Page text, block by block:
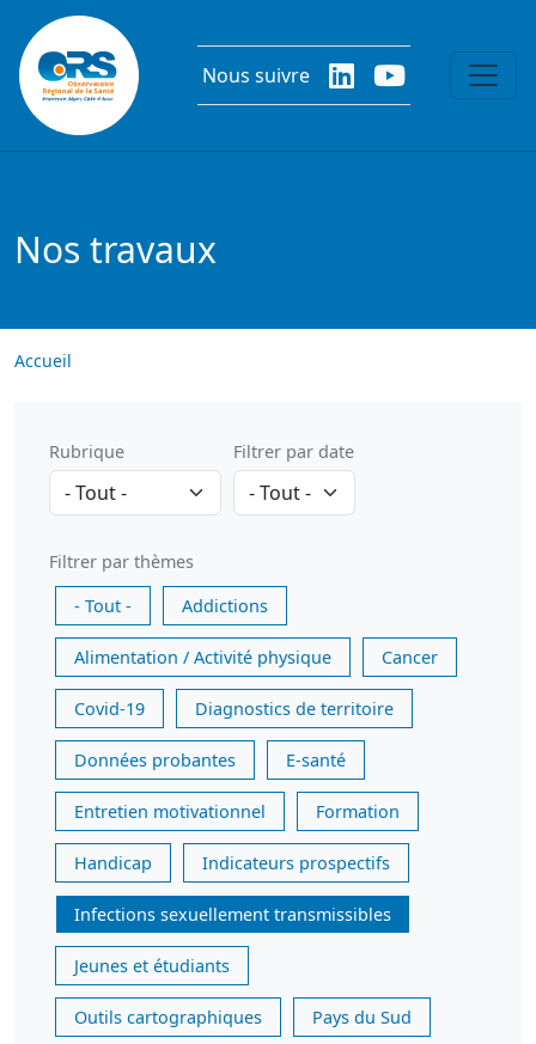
Aller au contenu principal
Nous suivre
Nos travaux
Accueil
Rubrique Filtrer par date
Filtrer par thèmes
- Tout -
Addictions
Alimentation / Activité physique Cancer
Covid-19 Diagnostics de territoire
Données probantes E-santé
Entretien motivationnel Formation
Handicap Indicateurs prospectifs
Infections sexuellement transmissibles
Jeunes et étudiants
Outils cartographiques Pays du Sud